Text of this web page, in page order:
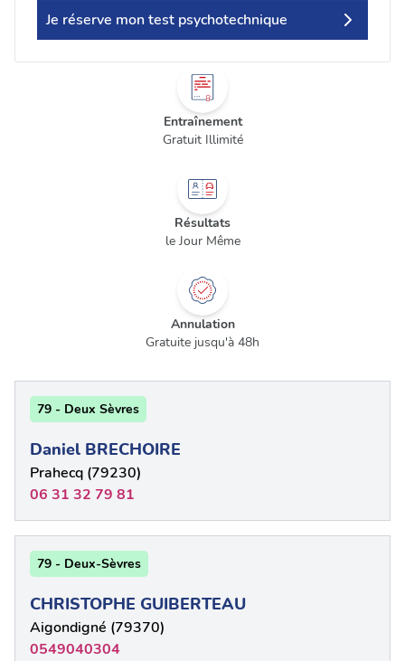
Je réserve mon test psychotechnique
Entraînement
Gratuit Illimité
Résultats
le Jour Même
Annulation
Gratuite jusqu'à 48h
79 - Deux Sèvres
Daniel BRECHOIRE
Prahecq (79230)
06 31 32 79 81
79 - Deux-Sèvres
CHRISTOPHE GUIBERTEAU
Aigondigné (79370)
0549040304